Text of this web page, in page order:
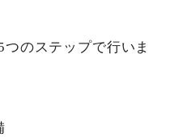
のステップで行いま